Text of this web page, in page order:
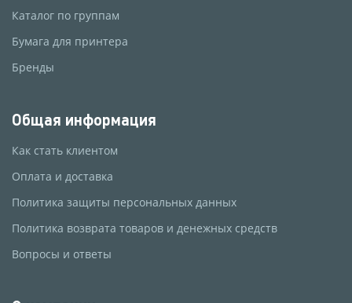
Каталог по группам
Бумага для принтера
Бренды
Общая информация
Как стать клиентом
Оплата и доставка
Политика защиты персональных данных
Политика возврата товаров и денежных средств
Вопросы и ответы